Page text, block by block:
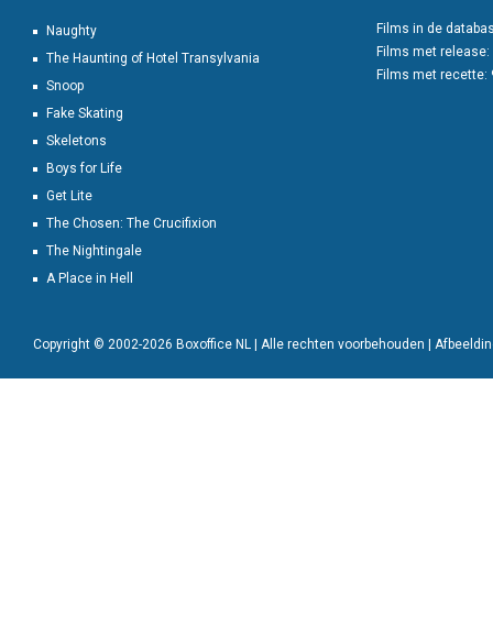
Naughty
The Haunting of Hotel Transylvania
Snoop
Fake Skating
Skeletons
Boys for Life
Get Lite
The Chosen: The Crucifixion
The Nightingale
A Place in Hell
Films in de
Films met release:
Films met recette:
Copyright © 2002-2026 Boxoffice NL | Alle rechten voorbehouden |